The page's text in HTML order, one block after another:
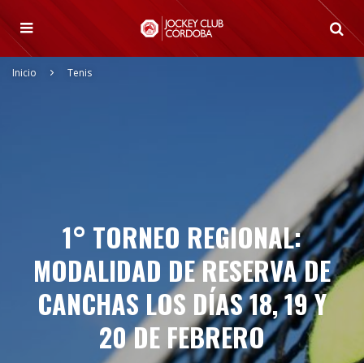
Inicio Tenis
1° TORNEO REGIONAL:
MODALIDAD DE RESERVA DE
CANCHAS LOS DÍAS 18, 19 Y
20 DE FEBRERO